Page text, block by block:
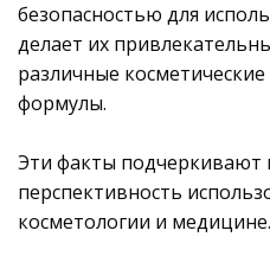
безопасностью для
делает их
различные
формулы.
Эти факты подчеркивают
перспективность
косметологии и медицине.